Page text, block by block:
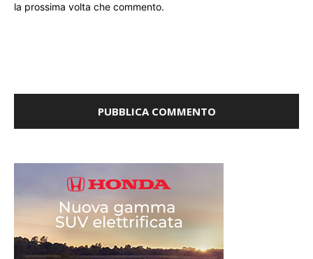
la prossima volta che commento.